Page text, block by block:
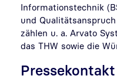
Informationstechnik
und
zählen u. a. Arvato
das THW sowie die
Pressekontakt